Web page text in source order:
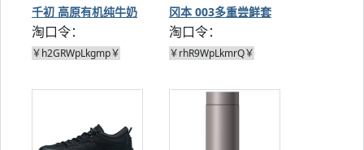
千初 高原有机纯牛奶
200g*12
淘口令：
￥h2GRWpLkgmp￥
冈本 003多重尝鲜套
装20只
淘口令：
￥rhR9WpLkmrQ￥